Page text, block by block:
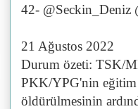
42-
21 Ağustos 2022
Durum özeti: TSK/
PKK/YPG'nin eğitim
öldürülmesinin